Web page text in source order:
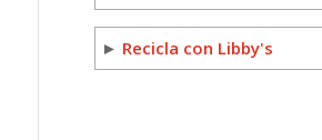
► Recicla con Libby's